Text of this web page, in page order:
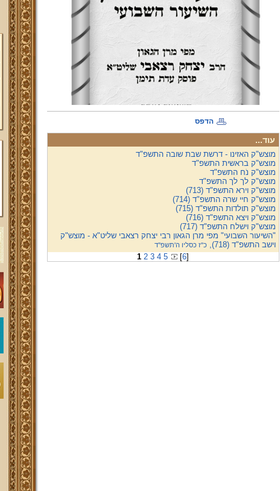
הדפס
עוד...
מוצש"ק האזינו - דרשת שבת שובה התשפ"ד
מוצש"ק בראשית התשפ"ד
מוצש"ק נֹח התשפ"ד
מוצש"ק לך לך התשפ"ד
מוצש"ק וירא התשפ"ד (713)
מוצש"ק חיי שרה התשפ"ד (714)
מוצש"ק תולדות התשפ"ד (715)
מוצש"ק ויצא התשפ"ד (716)
מוצש"ק וישלח התשפ"ד (717)
"השיעור השבועי" מפי מרן הגאון רבי יצחק רצאבי שליט"א - מוצש"ק
וישב התשפ"ד (718),
כ"ז כסליו ה'תשפ''ד
1 2 3 4 5 [6]